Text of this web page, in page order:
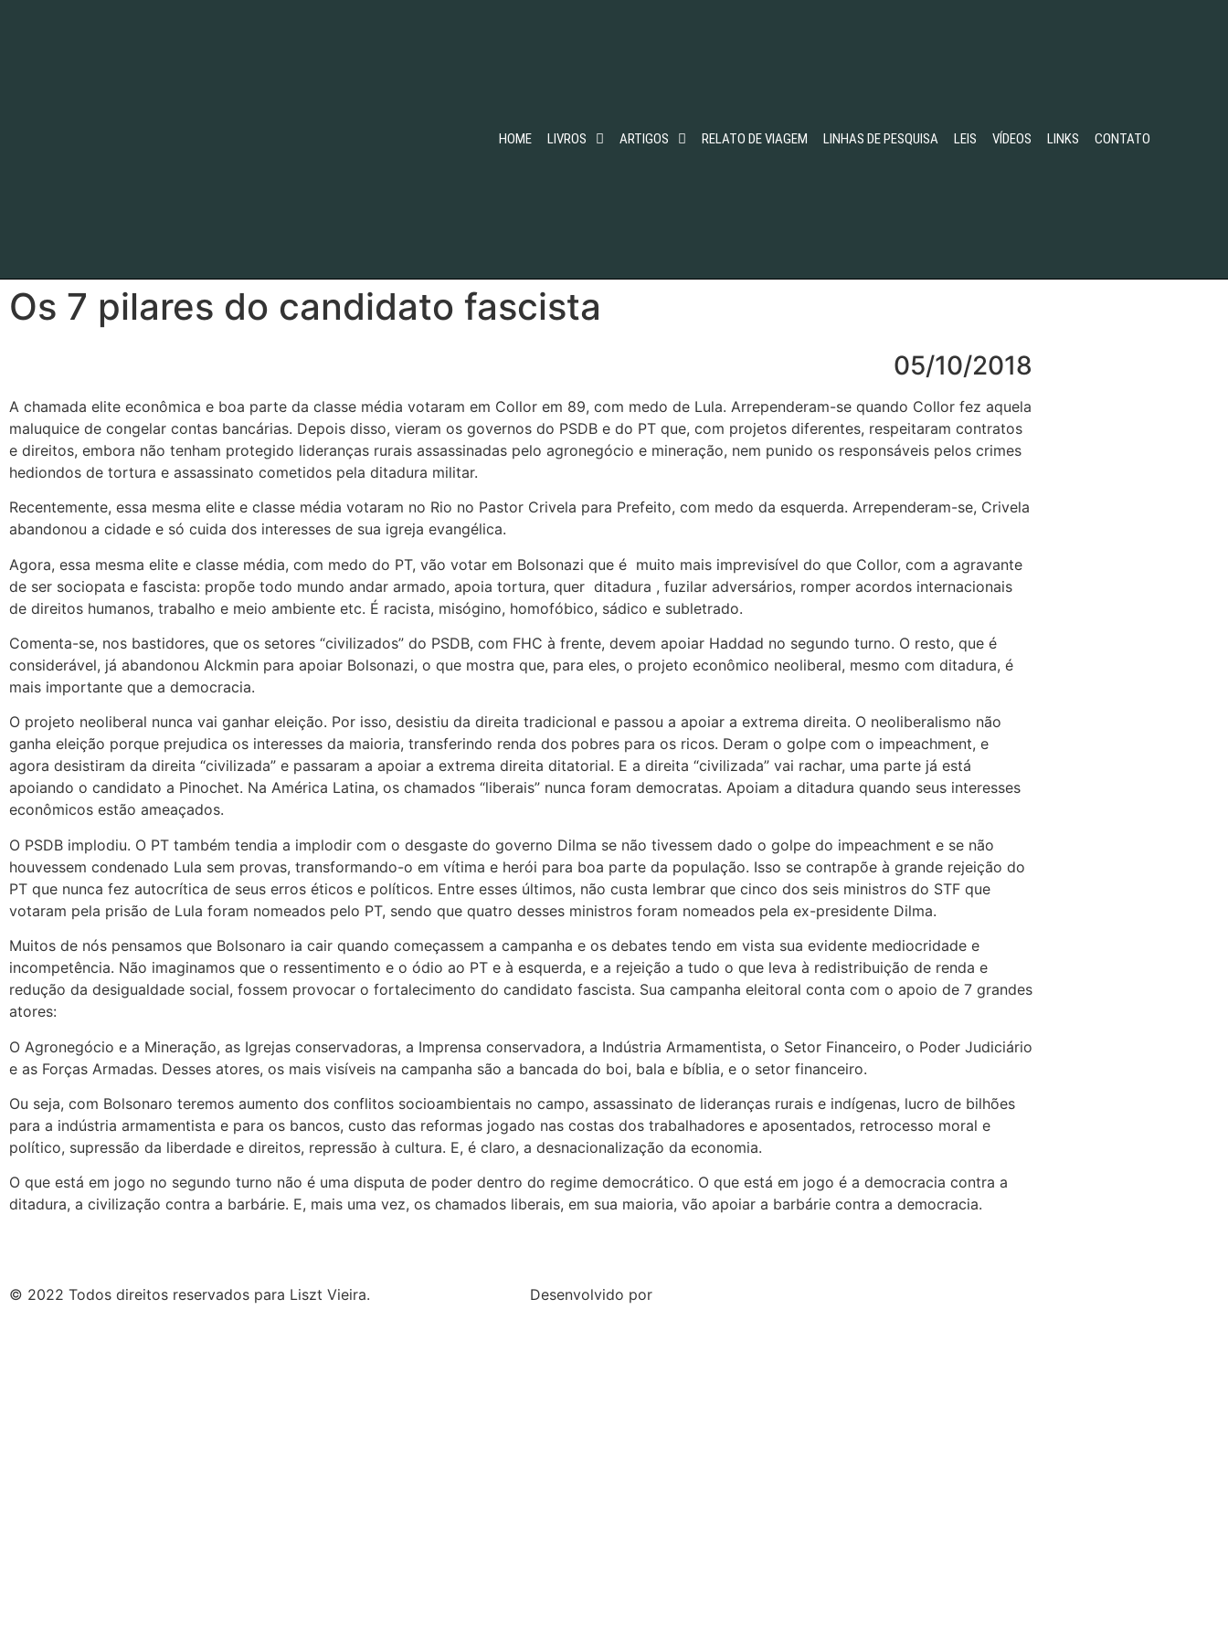
HOME LIVROS ARTIGOS RELATO DE VIAGEM LINHAS DE PESQUISA LEIS VÍDEOS LINKS CONTATO
Os 7 pilares do candidato fascista
05/10/2018
A chamada elite econômica e boa parte da classe média votaram em Collor em 89, com medo de Lula. Arrependeram-se quando Collor fez aquela
maluquice de congelar contas bancárias. Depois disso, vieram os governos do PSDB e do PT que, com projetos diferentes, respeitaram contratos
e direitos, embora não tenham protegido lideranças rurais assassinadas pelo agronegócio e mineração, nem punido os responsáveis pelos crimes
hediondos de tortura e assassinato cometidos pela ditadura militar.
Recentemente, essa mesma elite e classe média votaram no Rio no Pastor Crivela para Prefeito, com medo da esquerda. Arrependeram-se, Crivela
abandonou a cidade e só cuida dos interesses de sua igreja evangélica.
Agora, essa mesma elite e classe média, com medo do PT, vão votar em Bolsonazi que é muito mais imprevisível do que Collor, com a agravante
de ser sociopata e fascista: propõe todo mundo andar armado, apoia tortura, quer ditadura , fuzilar adversários, romper acordos internacionais
de direitos humanos, trabalho e meio ambiente etc. É racista, misógino, homofóbico, sádico e subletrado.
Comenta-se, nos bastidores, que os setores “civilizados” do PSDB, com FHC à frente, devem apoiar Haddad no segundo turno. O resto, que é
considerável, já abandonou Alckmin para apoiar Bolsonazi, o que mostra que, para eles, o projeto econômico neoliberal, mesmo com ditadura, é
mais importante que a democracia.
O projeto neoliberal nunca vai ganhar eleição. Por isso, desistiu da direita tradicional e passou a apoiar a extrema direita. O neoliberalismo não
ganha eleição porque prejudica os interesses da maioria, transferindo renda dos pobres para os ricos. Deram o golpe com o impeachment, e
agora desistiram da direita “civilizada” e passaram a apoiar a extrema direita ditatorial. E a direita “civilizada” vai rachar, uma parte já está
apoiando o candidato a Pinochet. Na América Latina, os chamados “liberais” nunca foram democratas. Apoiam a ditadura quando seus interesses
econômicos estão ameaçados.
O PSDB implodiu. O PT também tendia a implodir com o desgaste do governo Dilma se não tivessem dado o golpe do impeachment e se não
houvessem condenado Lula sem provas, transformando-o em vítima e herói para boa parte da população. Isso se contrapõe à grande rejeição do
PT que nunca fez autocrítica de seus erros éticos e políticos. Entre esses últimos, não custa lembrar que cinco dos seis ministros do STF que
votaram pela prisão de Lula foram nomeados pelo PT, sendo que quatro desses ministros foram nomeados pela ex-presidente Dilma.
Muitos de nós pensamos que Bolsonaro ia cair quando começassem a campanha e os debates tendo em vista sua evidente mediocridade e
incompetência. Não imaginamos que o ressentimento e o ódio ao PT e à esquerda, e a rejeição a tudo o que leva à redistribuição de renda e
redução da desigualdade social, fossem provocar o fortalecimento do candidato fascista. Sua campanha eleitoral conta com o apoio de 7 grandes
atores:
O Agronegócio e a Mineração, as Igrejas conservadoras, a Imprensa conservadora, a Indústria Armamentista, o Setor Financeiro, o Poder Judiciário
e as Forças Armadas. Desses atores, os mais visíveis na campanha são a bancada do boi, bala e bíblia, e o setor financeiro.
Ou seja, com Bolsonaro teremos aumento dos conflitos socioambientais no campo, assassinato de lideranças rurais e indígenas, lucro de bilhões
para a indústria armamentista e para os bancos, custo das reformas jogado nas costas dos trabalhadores e aposentados, retrocesso moral e
político, supressão da liberdade e direitos, repressão à cultura. E, é claro, a desnacionalização da economia.
O que está em jogo no segundo turno não é uma disputa de poder dentro do regime democrático. O que está em jogo é a democracia contra a
ditadura, a civilização contra a barbárie. E, mais uma vez, os chamados liberais, em sua maioria, vão apoiar a barbárie contra a democracia.
© 2022 Todos direitos reservados para Liszt Vieira. Desenvolvido por